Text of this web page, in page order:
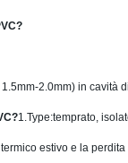
2.0mm) in cavità
1.Type:temprato,
estivo e la